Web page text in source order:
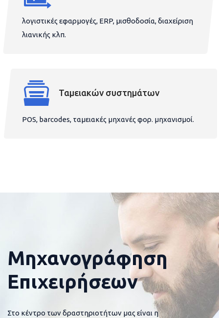
λογιστικές εφαρμογές, ERP, μισθοδοσία, διαχείριση
λιανικής κλπ.
Ταμειακών συστημάτων
POS, barcodes, ταμειακές μηχανές φορ. μηχανισμοί.
Μηχανογράφηση
Επιχειρήσεων
Στο κέντρο των δραστηριοτήτων μας είναι η